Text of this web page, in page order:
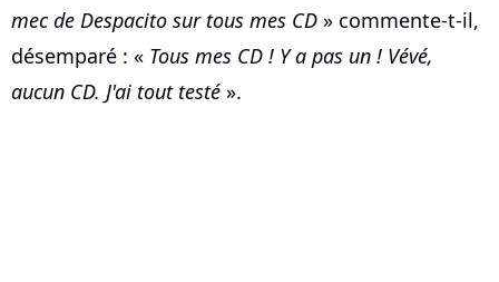
mec de Despacito sur tous mes CD » commente-t-il,
désemparé : « Tous mes CD ! Y a pas un ! Vévé,
aucun CD. J'ai tout testé ».